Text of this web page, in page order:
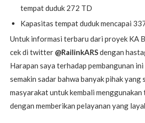
tempat duduk 272 TD
Kapasitas tempat duduk mencapai
Untuk informasi terbaru dari proyek KA
cek di twitter @RailinkARSdengan
Harapan saya terhadap pembangunan
semakin sadar bahwa banyak pihak yang
masyarakat untuk kembali
dengan memberikan pelayanan yang